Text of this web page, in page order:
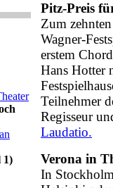
1)
Pitz-Preis
Zum
Wagner-
erstem
Hans Hotter
Teilnehmer
Regisseur
Laudatio.
Verona in
In